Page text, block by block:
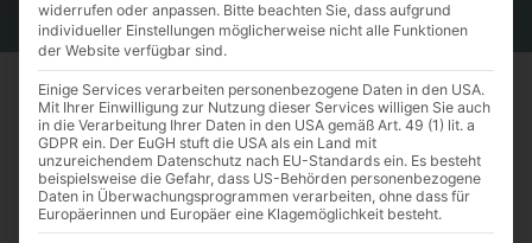
widerrufen oder anpassen. Bitte beachten Sie, dass aufgrund
individueller Einstellungen möglicherweise nicht alle Funktionen
der Website verfügbar sind.
Einige Services verarbeiten personenbezogene Daten in den USA.
Mit Ihrer Einwilligung zur Nutzung dieser Services willigen Sie auch
in die Verarbeitung Ihrer Daten in den USA gemäß Art. 49 (1) lit. a
GDPR ein. Der EuGH stuft die USA als ein Land mit
unzureichendem Datenschutz nach EU-Standards ein. Es besteht
beispielsweise die Gefahr, dass US-Behörden personenbezogene
Daten in Überwachungsprogrammen verarbeiten, ohne dass für
Europäerinnen und Europäer eine Klagemöglichkeit besteht.